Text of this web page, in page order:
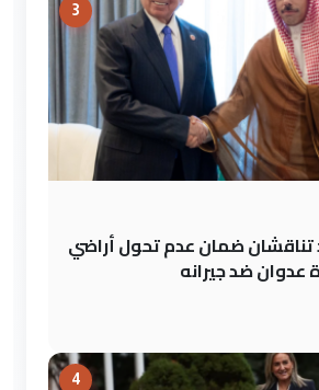
3
تناقشان ضمان عدم تحول أراضي
عدوان ضد جيرانه
4